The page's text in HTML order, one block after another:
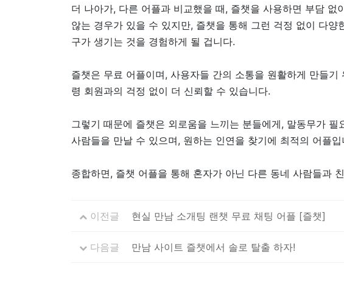
더 나아가, 다른 어플과 비교했을 때, 즐챗을 사용하면 부담
않는 경우가 있을 수 있지만, 즐챗을 통해 그런 걱정 없이 다
구가 생기는 것을 경험하게 될 겁니다.
즐챗은 무료 어플이며, 사용자들 간의 소통을 원활하게 만들
령 회원과의 걱정 없이 더 신뢰할 수 있습니다.
그렇기 때문에 즐챗은 외로움을 느끼는 분들에게, 말동무가
사람들을 만날 수 있으며, 원하는 인연을 찾기에 최적의 어플입
종합하면, 즐챗 어플을 통해 혼자가 아닌 다른 동네 사람들과
이전글 현실 만남 소개팅 랜챗 무료 채팅 어플 [즐챗]
다음글 만남 사이트 즐챗에서 솔로 탈출 하자!